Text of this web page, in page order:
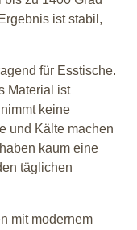
ist stabil,
für Esstische.
Material ist
keine
und Kälte machen
kaum eine
täglichen
mit modernem